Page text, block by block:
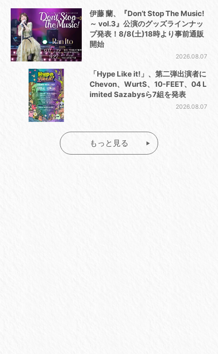
伊藤 蘭、『Don’t Stop The Music!
～ vol.3』公演のグッズラインナッ
プ発表！8/8(土)18時より事前通販
開始
2026.08.07
「Hype Like it!」、第二弾出演者に
Chevon、WurtS、10-FEET、04 L
imited Sazabysら7組を発表
2026.08.07
もっと見る